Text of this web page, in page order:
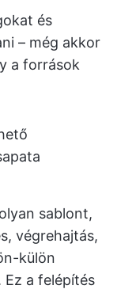
és
– még akkor
a források
sablont,
végrehajtás,
külön
a felépítés